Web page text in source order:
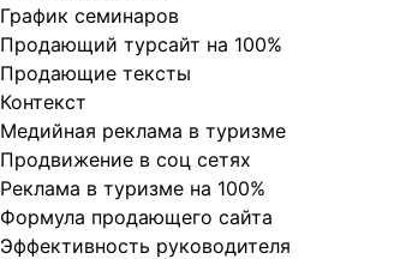
График семинаров
Продающий турсайт на 100%
Продающие тексты
Контекст
Медийная реклама в туризме
Продвижение в соц сетях
Реклама в туризме на 100%
Формула продающего сайта
Эффективность руководителя